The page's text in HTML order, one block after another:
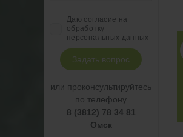
Даю согласие на
обработку
персональных данных
Задать вопрос
или проконсультируйтесь
по телефону
8 (3812) 78 34 81
Омск